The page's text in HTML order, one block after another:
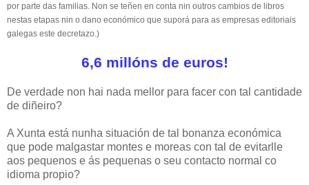
por parte das familias. Non se teñen en conta nin outros cambios de libros
nestas etapas nin o dano económico que suporá para as empresas editoriais
galegas este decretazo.)
6,6 millóns de euros!
De verdade non hai nada mellor para facer con tal cantidade
de diñeiro?
A Xunta está nunha situación de tal bonanza económica
que pode malgastar montes e moreas con tal de evitarlle
aos pequenos e ás pequenas o seu contacto normal co
idioma propio?